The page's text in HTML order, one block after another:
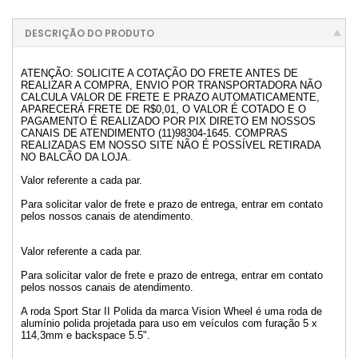
DESCRIÇÃO DO PRODUTO
ATENÇÃO: SOLICITE A COTAÇÃO DO FRETE ANTES DE
REALIZAR A COMPRA, ENVIO POR TRANSPORTADORA NÃO
CALCULA VALOR DE FRETE E PRAZO AUTOMATICAMENTE,
APARECERÁ FRETE DE R$0,01, O VALOR É COTADO E O
PAGAMENTO É REALIZADO POR PIX DIRETO EM NOSSOS
CANAIS DE ATENDIMENTO (11)98304-1645. COMPRAS
REALIZADAS EM NOSSO SITE NÃO É POSSÍVEL RETIRADA
NO BALCÃO DA LOJA.
Valor referente a cada par.
Para solicitar valor de frete e prazo de entrega, entrar em contato
pelos nossos canais de atendimento.
Valor referente a cada par.
Para solicitar valor de frete e prazo de entrega, entrar em contato
pelos nossos canais de atendimento.
A roda Sport Star II Polida da marca Vision Wheel é uma roda de
alumínio polida projetada para uso em veículos com furação 5 x
114,3mm e backspace 5.5".